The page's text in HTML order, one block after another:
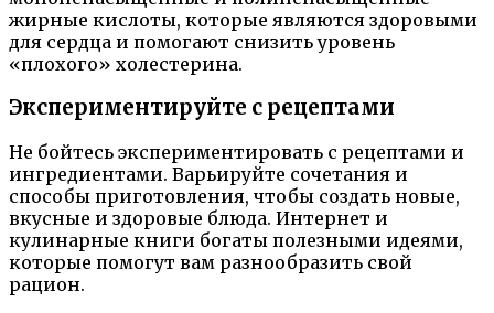
жирные кислоты, которые являются здоровыми
для сердца и помогают снизить уровень
«плохого» холестерина.
Экспериментируйте с рецептами
Не бойтесь экспериментировать с рецептами и
ингредиентами. Варьируйте сочетания и
способы приготовления, чтобы создать новые,
вкусные и здоровые блюда. Интернет и
кулинарные книги богаты полезными идеями,
которые помогут вам разнообразить свой
рацион.